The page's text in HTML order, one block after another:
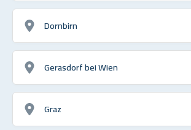
Dornbirn
Gerasdorf bei Wien
Graz